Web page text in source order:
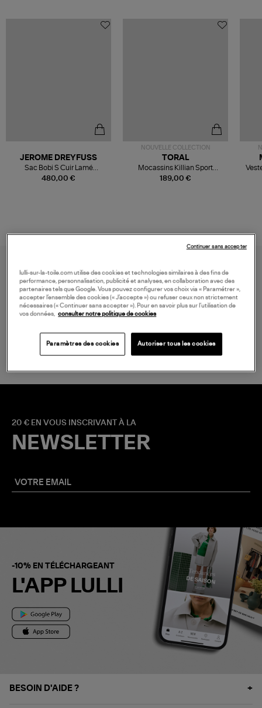
480,00 €
JEROME DREYFUSS
Sac Bobi S Cuir Lamé
Champagne
NOUVELLE COLLECTION
189,00 €
TORAL
Mocassins Killian Sport
Mousse
à partir de 150 € d'achat*
20 € EN VOUS INSCRIVANT À LA
NEWSLETTER
-10% EN TÉLÉCHARGEANT
L'APP LULLI
BESOIN D'AIDE ?
lulli-sur-la-toile.com utilise des cookies et technologies similaires à des fins de
performance, personnalisation, publicité et analyses, en collaboration avec des
partenaires tels que Google. Vous pouvez configurer vos choix via « Paramétrer »,
accepter l’ensemble des cookies (« J’accepte ») ou refuser ceux non strictement
nécessaires (« Continuer sans accepter »). Pour en savoir plus sur l’utilisation de
vos données, consulter notre politique de cookies
Paramètres des cookies Autoriser tous les cookies
Continuer sans accepter